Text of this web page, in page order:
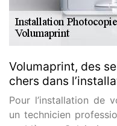
Volumaprint, des
chers dans
Pour l’installation de
un technicien